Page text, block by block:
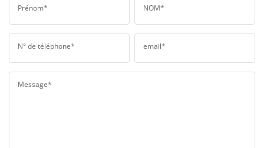
Prénom* NOM*
N° de téléphone* email*
Message*